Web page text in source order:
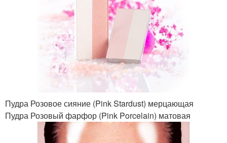
Пудра Розовое сияние (Pink Stardust) мерцающая
Пудра Розовый фарфор (Pink Porcelain) матовая